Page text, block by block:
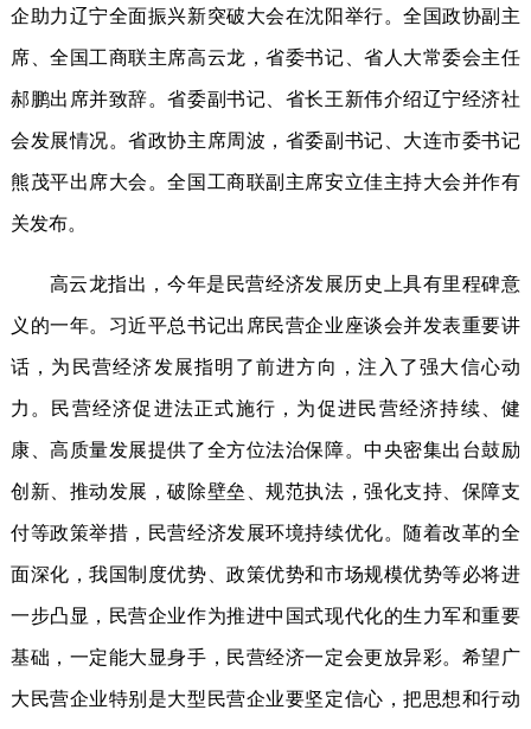
企助力辽宁全面振兴新突破大会在沈阳举行。全国政协副主
席、全国工商联主席高云龙，省委书记、省人大常委会主任
郝鹏出席并致辞。省委副书记、省长王新伟介绍辽宁经济社
会发展情况。省政协主席周波，省委副书记、大连市委书记
熊茂平出席大会。全国工商联副主席安立佳主持大会并作有
关发布。
高云龙指出，今年是民营经济发展历史上具有里程碑意
义的一年。习近平总书记出席民营企业座谈会并发表重要讲
话，为民营经济发展指明了前进方向，注入了强大信心动
力。民营经济促进法正式施行，为促进民营经济持续、健
康、高质量发展提供了全方位法治保障。中央密集出台鼓励
创新、推动发展，破除壁垒、规范执法，强化支持、保障支
付等政策举措，民营经济发展环境持续优化。随着改革的全
面深化，我国制度优势、政策优势和市场规模优势等必将进
一步凸显，民营企业作为推进中国式现代化的生力军和重要
基础，一定能大显身手，民营经济一定会更放异彩。希望广
大民营企业特别是大型民营企业要坚定信心，把思想和行动